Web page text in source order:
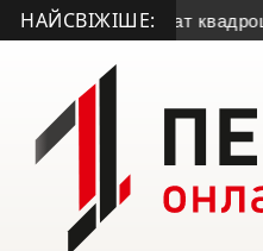
НАЙСВІЖІШЕ:
драйв: прокат